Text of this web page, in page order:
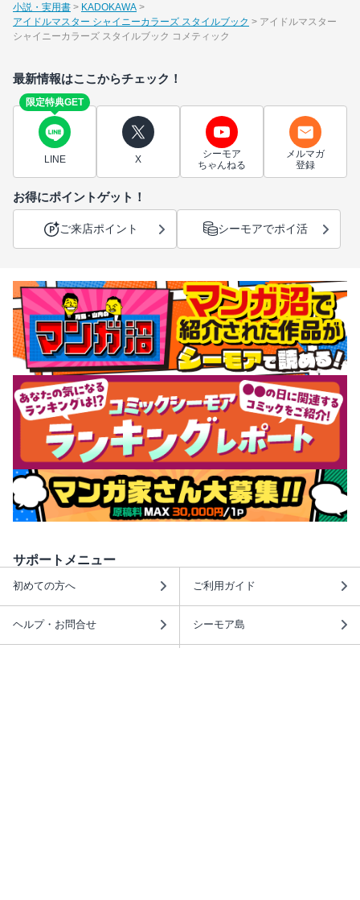
小説・実用書
KADOKAWA
アイドルマスター シャイニーカラーズ スタイルブック
アイドルマスター
シャイニーカラーズ スタイルブック コメティック
最新情報はここからチェック！
限定特典GET
LINE X
シーモア
ちゃんねる
メルマガ
登録
お得にポイントゲット！
ご来店ポイント シーモアでポイ活
サポートメニュー
初めての方へ ご利用ガイド
ヘルプ・お問合せ シーモア島